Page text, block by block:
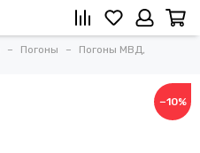
Погоны
Погоны МВД,
−10%